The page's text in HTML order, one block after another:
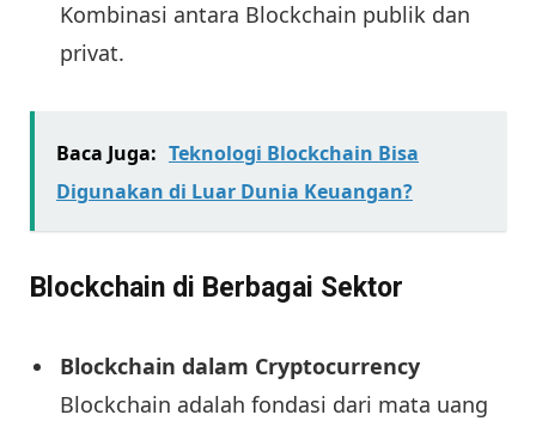
Kombinasi antara Blockchain publik dan
privat.
Baca Juga: Teknologi Blockchain Bisa
Digunakan di Luar Dunia Keuangan?
Blockchain di Berbagai Sektor
Blockchain dalam Cryptocurrency
Blockchain adalah fondasi dari mata uang